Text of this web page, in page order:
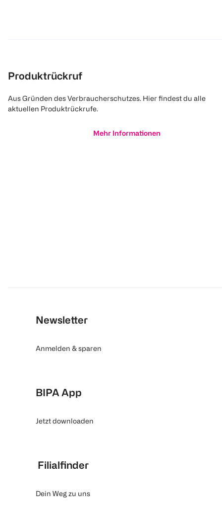
Produktrückruf
Aus Gründen des Verbraucherschutzes. Hier findest du alle
aktuellen Produktrückrufe.
Mehr Informationen
Newsletter
Anmelden & sparen
BIPA App
Jetzt downloaden
Filialfinder
Dein Weg zu uns